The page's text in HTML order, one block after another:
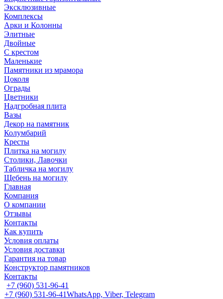
Эксклюзивные
Комплексы
Арки и Колонны
Элитные
Двойные
С крестом
Маленькие
Памятники из мрамора
Цоколя
Ограды
Цветники
Надгробная плита
Вазы
Декор на памятник
Колумбарий
Кресты
Плитка на могилу
Столики, Лавочки
Табличка на могилу
Щебень на могилу
Главная
Компания
О компании
Отзывы
Контакты
Как купить
Условия оплаты
Условия доставки
Гарантия на товар
Конструктор памятников
Контакты
+7 (960) 531-96-41
+7 (960) 531-96-41WhatsApp, Viber, Telegram